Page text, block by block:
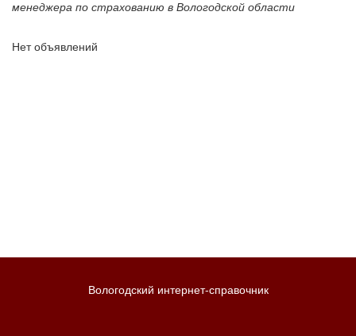
менеджера по страхованию в Вологодской области
Нет объявлений
Вологодский интернет-справочник